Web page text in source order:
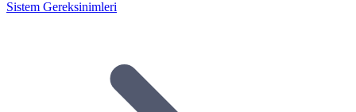
Sistem Gereksinimleri